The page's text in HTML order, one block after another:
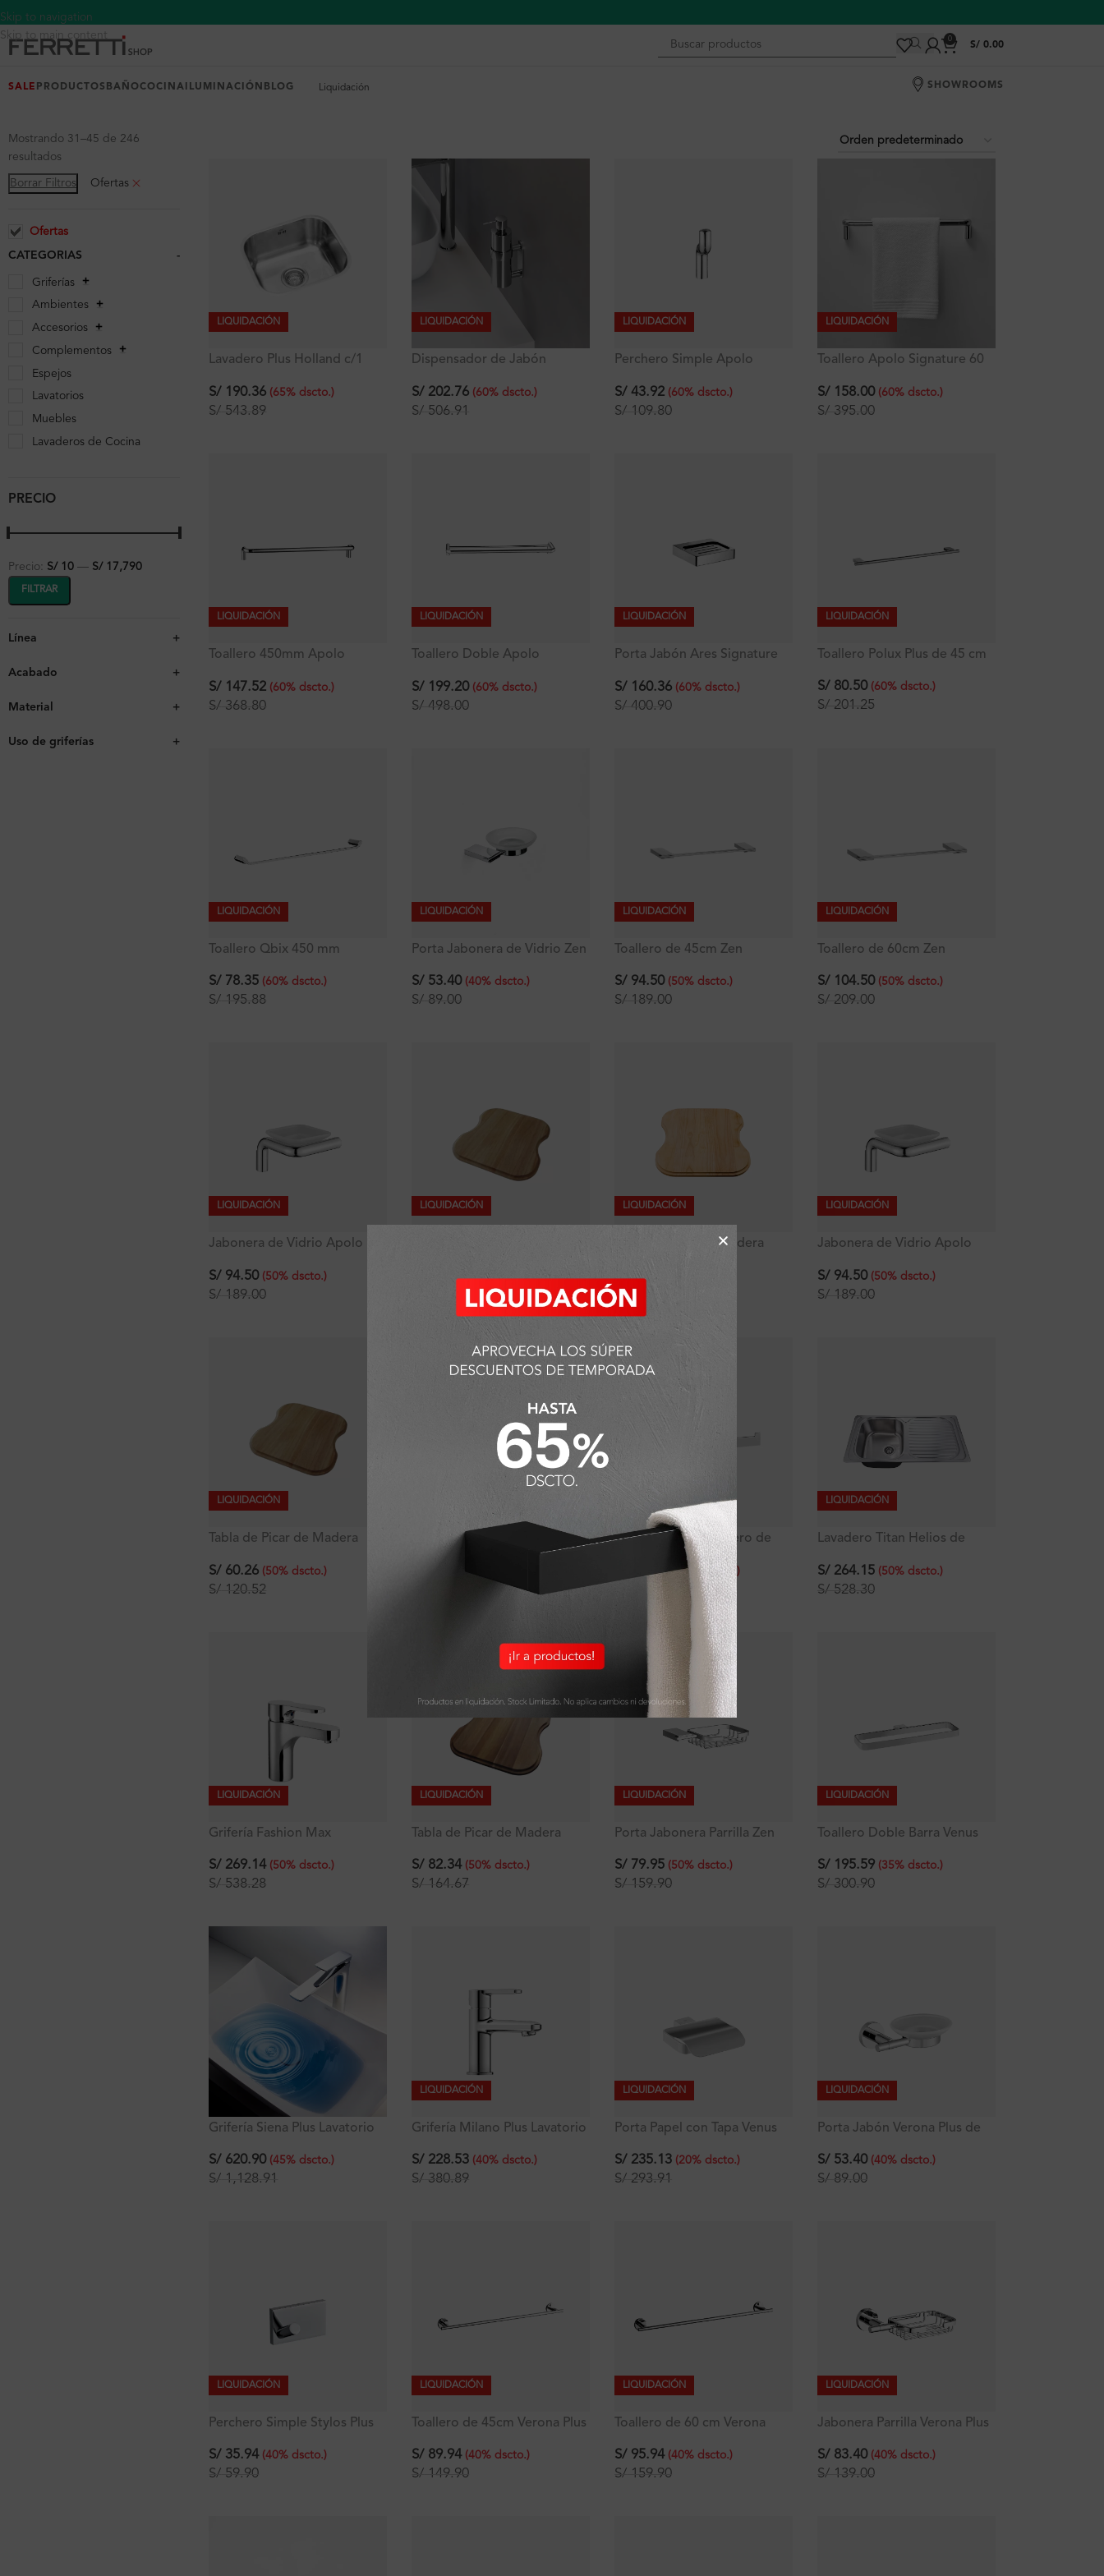
Skip to navigation
Skip to main content
0
S/ 0.00
SALE PRODUCTOS BAÑOCOCINA ILUMINACIÓN BLOG Liquidación SHOWROOMS
Mostrando 31–45 de 246
resultados
Borrar Filtros Ofertas
Ofertas
CATEGORIAS -
Griferías
Ambientes
Accesorios
Complementos
Espejos
Lavatorios
Muebles
Lavaderos de Cocina
PRECIO
FILTRAR
Precio: S/ 10 — S/ 17,790
Línea +
Acabado +
Material +
Uso de griferías +
LIQUIDACIÓN
Lavadero Plus Holland c/1
38×33×18 cm
S/ 190.36 (65% dscto.)
S/ 543.89
LIQUIDACIÓN
Dispensador de Jabón
Botella
S/ 202.76 (60% dscto.)
S/ 506.91
LIQUIDACIÓN
Perchero Simple Apolo
S/ 43.92 (60% dscto.)
S/ 109.80
LIQUIDACIÓN
Toallero Apolo Signature 60
S/ 158.00 (60% dscto.)
S/ 395.00
LIQUIDACIÓN
Toallero 450mm Apolo
S/ 147.52 (60% dscto.)
S/ 368.80
LIQUIDACIÓN
Toallero Doble Apolo
S/ 199.20 (60% dscto.)
S/ 498.00
LIQUIDACIÓN
Porta Jabón Ares Signature
S/ 160.36 (60% dscto.)
S/ 400.90
LIQUIDACIÓN
Toallero Polux Plus de 45 cm
S/ 80.50 (60% dscto.)
S/ 201.25
LIQUIDACIÓN
Toallero Qbix 450 mm
S/ 78.35 (60% dscto.)
S/ 195.88
LIQUIDACIÓN
Porta Jabonera de Vidrio Zen
S/ 53.40 (40% dscto.)
S/ 89.00
LIQUIDACIÓN
Toallero de 45cm Zen
S/ 94.50 (50% dscto.)
S/ 189.00
LIQUIDACIÓN
Toallero de 60cm Zen
S/ 104.50 (50% dscto.)
S/ 209.00
LIQUIDACIÓN
Jabonera de Vidrio Apolo
S/ 94.50 (50% dscto.)
S/ 189.00
LIQUIDACIÓN
60.26 (50% dscto.)
LIQUIDACIÓN
Tabla de Picar de Madera
S/65.10
S/130.19
LIQUIDACIÓN
Jabonera de Vidrio Apolo
S/ 94.50 (50% dscto.)
S/ 189.00
LIQUIDACIÓN
Tabla de Picar de Madera
S/ 60.26 (50% dscto.)
S/ 120.52
Tabla de Picar de Madera
42.9×37.3 cm
Flatt Signature toallero de
mano doble
193.90 (30 % dscto.)
LIQUIDACIÓN
Lavadero Titan Helios de
y escurridor 92×48×17.5 cm
S/ 264.15 (50% dscto.)
S/ 528.30
LIQUIDACIÓN
Grifería Fashion Max
S/ 269.14 (50% dscto.)
S/ 538.28
LIQUIDACIÓN
Tabla de Picar de Madera
S/ 82.34 (50% dscto.)
S/ 164.67
LIQUIDACIÓN
Porta Jabonera Parrilla Zen
S/ 79.95 (50% dscto.)
S/ 159.90
LIQUIDACIÓN
Toallero Doble Barra Venus
S/ 195.59 (35% dscto.)
S/ 300.90
Grifería Siena Plus Lavatorio
S/ 620.90 (45% dscto.)
S/ 1,128.91
LIQUIDACIÓN
Grifería Milano Plus Lavatorio
S/ 228.53 (40% dscto.)
S/ 380.89
LIQUIDACIÓN
Porta Papel con Tapa Venus
S/ 235.13 (20% dscto.)
S/ 293.91
LIQUIDACIÓN
Porta Jabón Verona Plus de
S/ 53.40 (40% dscto.)
S/ 89.00
LIQUIDACIÓN
Perchero Simple Stylos Plus
S/ 35.94 (40% dscto.)
S/ 59.90
LIQUIDACIÓN
Toallero de 45cm Verona Plus
S/ 89.94 (40% dscto.)
S/ 149.90
LIQUIDACIÓN
Toallero de 60 cm Verona
S/ 95.94 (40% dscto.)
S/ 159.90
LIQUIDACIÓN
Jabonera Parrilla Verona Plus
S/ 83.40 (40% dscto.)
S/ 139.00